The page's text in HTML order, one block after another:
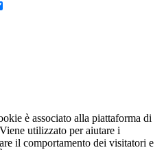
è associato alla piattaforma di
utilizzato per aiutare i
il comportamento dei visitatori e